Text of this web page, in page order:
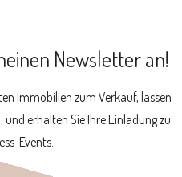
Newsletter an!
Immobilien zum Verkauf, lassen
und erhalten Sie Ihre Einladung zu
Events.